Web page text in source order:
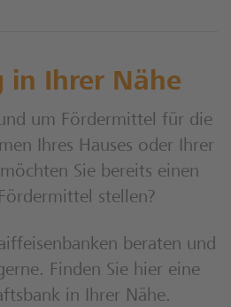
in Ihrer Nähe
um Fördermittel für die
Ihres Hauses oder Ihrer
Sie bereits einen
stellen?
beraten und
Finden Sie hier eine
in Ihrer Nähe.